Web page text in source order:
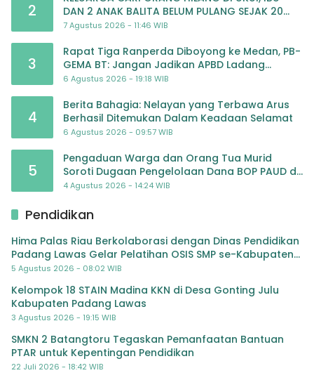
2
DAN 2 ANAK BALITA BELUM PULANG SEJAK 20
JULI 2026
7 Agustus 2026 - 11:46 WIB
3
Rapat Tiga Ranperda Diboyong ke Medan, PB-
GEMA BT: Jangan Jadikan APBD Ladang
Pembiayaan yang Tak Perlu
6 Agustus 2026 - 19:18 WIB
4
Berita Bahagia: Nelayan yang Terbawa Arus
Berhasil Ditemukan Dalam Keadaan Selamat
6 Agustus 2026 - 09:57 WIB
5
Pengaduan Warga dan Orang Tua Murid
Soroti Dugaan Pengelolaan Dana BOP PAUD di
TK Al-Ikhlas Tapanuli Selatan
4 Agustus 2026 - 14:24 WIB
Pendidikan
Hima Palas Riau Berkolaborasi dengan Dinas Pendidikan
Padang Lawas Gelar Pelatihan OSIS SMP se-Kabupaten
Padang Lawas
5 Agustus 2026 - 08:02 WIB
Kelompok 18 STAIN Madina KKN di Desa Gonting Julu
Kabupaten Padang Lawas
3 Agustus 2026 - 19:15 WIB
SMKN 2 Batangtoru Tegaskan Pemanfaatan Bantuan
PTAR untuk Kepentingan Pendidikan
22 Juli 2026 - 18:42 WIB